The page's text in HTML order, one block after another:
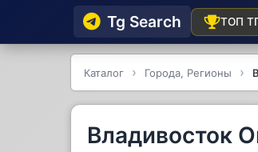
Tg Searсh ТОП
Каталог Города, Регионы
Владивосток